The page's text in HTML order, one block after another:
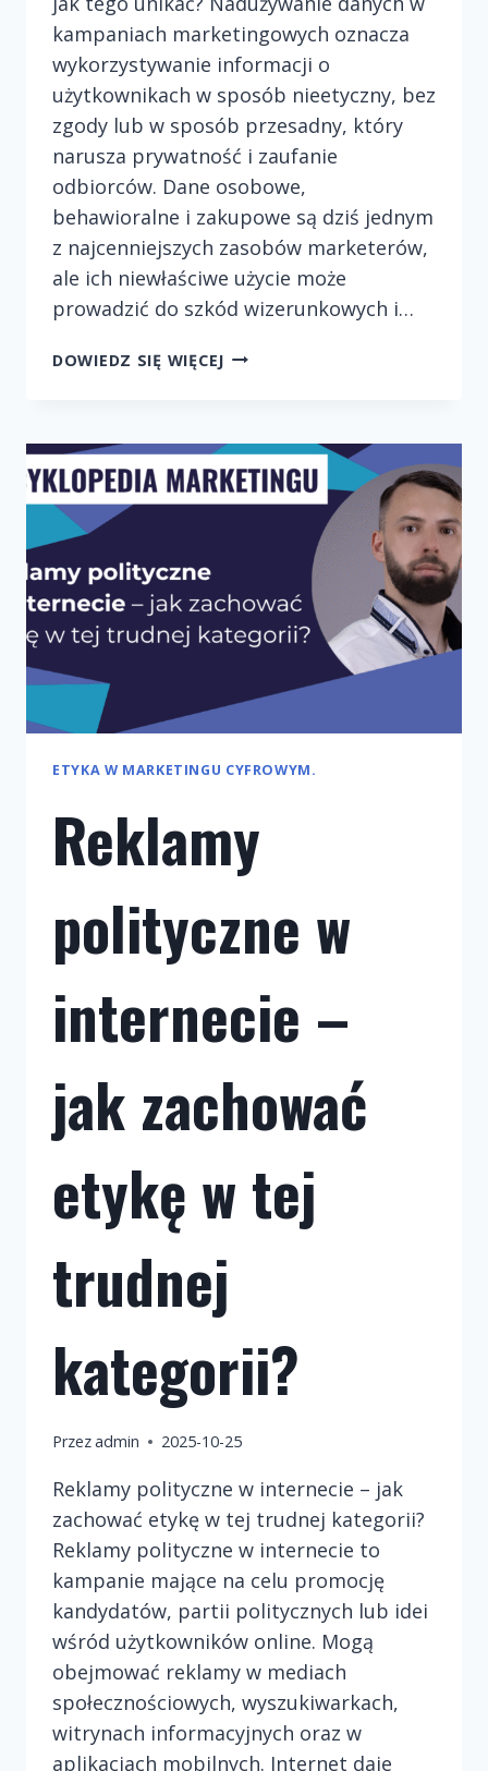
kampaniach marketingowych oznacza
wykorzystywanie informacji o
użytkownikach w sposób nieetyczny, bez
zgody lub w sposób przesadny, który
narusza prywatność i zaufanie
odbiorców. Dane osobowe,
behawioralne i zakupowe są dziś jednym
z najcenniejszych zasobów marketerów,
ale ich niewłaściwe użycie może
prowadzić do szkód wizerunkowych i…
DOWIEDZ SIĘ WIĘCEJNADUŻYWANIE
–
JAK
TEGO
ETYKA W MARKETINGU CYFROWYM.
Reklamy
polityczne w
internecie –
jak zachować
etykę w tej
trudnej
kategorii?
Przezadmin 2025-10-25
Reklamy polityczne w internecie – jak
zachować etykę w tej trudnej kategorii?
Reklamy polityczne w internecie to
kampanie mające na celu promocję
kandydatów, partii politycznych lub idei
wśród użytkowników online. Mogą
obejmować reklamy w mediach
społecznościowych, wyszukiwarkach,
witrynach informacyjnych oraz w
aplikacjach mobilnych. Internet daje